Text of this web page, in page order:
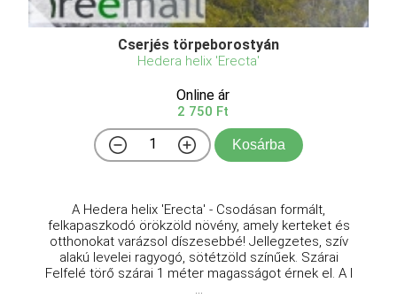
Cserjés törpeborostyán
Hedera helix 'Erecta'
Online ár
2 750 Ft
Kosárba
A Hedera helix 'Erecta' - Csodásan formált,
felkapaszkodó örökzöld növény, amely kerteket és
otthonokat varázsol díszesebbé! Jellegzetes, szív
alakú levelei ragyogó, sötétzöld színűek. Szárai
Felfelé törő szárai 1 méter magasságot érnek el. A l
...